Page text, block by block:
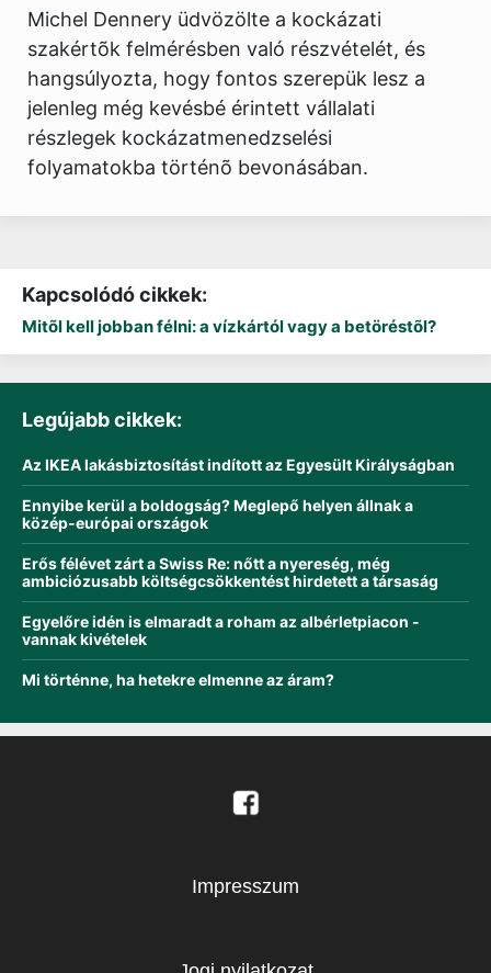
Michel Dennery üdvözölte a kockázati
szakértõk felmérésben való részvételét, és
hangsúlyozta, hogy fontos szerepük lesz a
jelenleg még kevésbé érintett vállalati
részlegek kockázatmenedzselési
folyamatokba történõ bevonásában.
Kapcsolódó cikkek:
Mitõl kell jobban félni: a vízkártól vagy a betöréstõl?
Legújabb cikkek:
Az IKEA lakásbiztosítást indított az Egyesült Királyságban
Ennyibe kerül a boldogság? Meglepő helyen állnak a
közép-európai országok
Erős félévet zárt a Swiss Re: nőtt a nyereség, még
ambiciózusabb költségcsökkentést hirdetett a társaság
Egyelőre idén is elmaradt a roham az albérletpiacon -
vannak kivételek
Mi történne, ha hetekre elmenne az áram?
Impresszum